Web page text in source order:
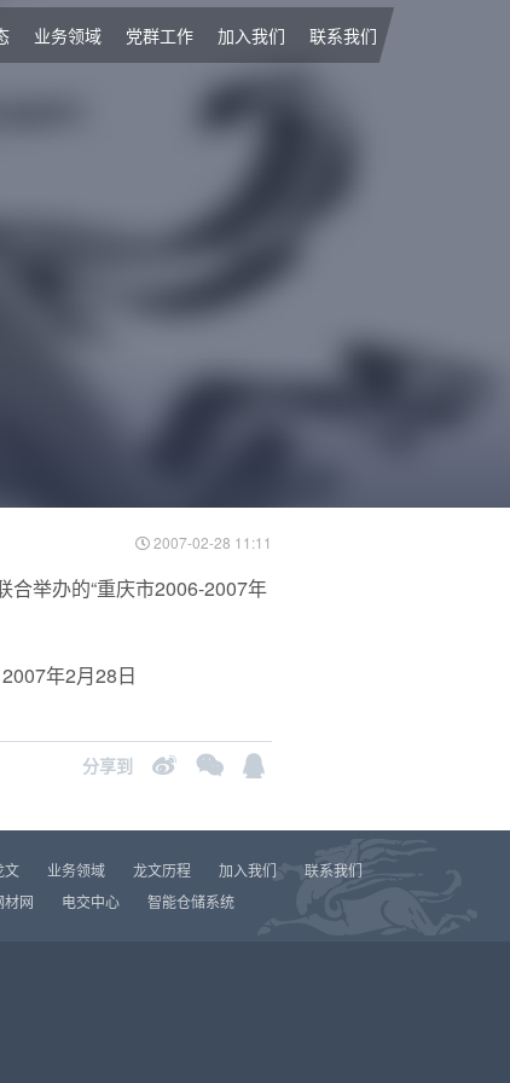
业务领域 党群工作 加入我们 联系我们
2007-02-28 11:11
举办的“重庆市2006-2007年
2007年2月28日
分享到
文 业务领域 龙文历程 加入我们 联系我们
材网 电交中心 智能仓储系统